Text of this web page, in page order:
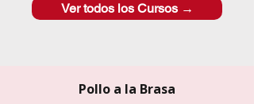
Ver todos los Cursos →
Pollo a la Brasa